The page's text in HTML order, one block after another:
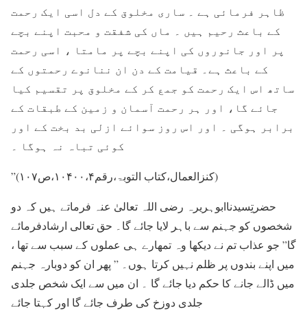
ظاہر فرمائی ہے ۔ ساری مخلوق کے دل اسی ایک رحمت
کے باعث رحیم ہیں ۔ ماں کی شفقت و محبت اپنے بچے
پر اور جانوروں کی اپنے بچے پر مامتا ، اسی رحمت
کے باعث ہے۔ قیامت کے دن ان ننانوے رحمتوں کے
ساتھ اس ایک رحمت کو جمع کر کے مخلوق پر تقسیم کیا
جائے گا، اور ہر رحمت آسمان و زمین کے طبقات کے
برابر ہوگی ۔ اور اس روز سوائے ازلی بد بخت کے اور
کوئی تباہ نہ ہوگا ۔
”(کنزالعمال،کتاب التوبۃ،رقم۱۰۴۰۰،۴،ص۱۰۷)
حضرتِسیدناابوہریرہ رضی اللہ تعالیٰ عنہ فرماتے ہیں کہ دو
شخصوں کو جہنم سے باہر لایا جائے گا۔ حق تعالی ارشادفرمائے
گا” جو عذاب تم نے دیکھا وہ تمھارے ہی عملوں کے سبب سے تھا ،
میں اپنے بندوں پر ظلم نہیں کرتا ہوں۔ ” پھر ان کو دوبارہ جہنم
میں ڈالے جانے کا حکم دیا جائے گا ۔ ان میں سے ایک شخص جلدی
جلدی دوزخ کی طرف جائے گا اور کہتا جائے